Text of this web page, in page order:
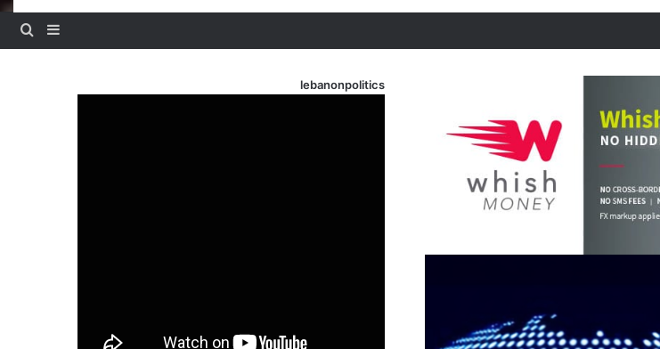
إضافة
lebanonpolitics